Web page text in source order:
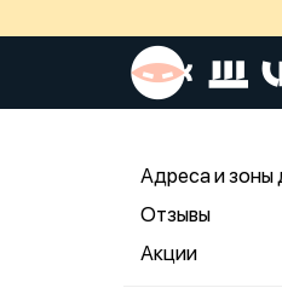
Адреса и зоны
Отзывы
Акции